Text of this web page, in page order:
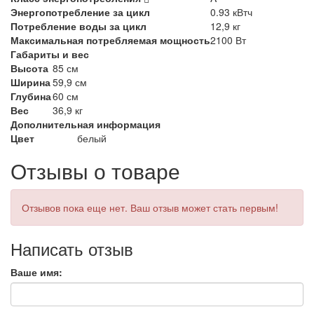
Энергопотребление за цикл
0.93 кВтч
Потребление воды за цикл
12,9 кг
Максимальная потребляемая мощность2100 Вт
Габариты и вес
Высота 85 см
Ширина59,9 см
Глубина60 см
Вес
36,9 кг
Дополнительная информация
Цвет
белый
Отзывы о товаре
Отзывов пока еще нет. Ваш отзыв может стать первым!
Написать отзыв
Ваше имя: